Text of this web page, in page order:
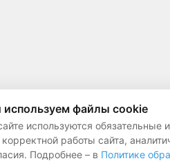
файлы cookie
используются
работы сайта,
Подробнее – в Политике